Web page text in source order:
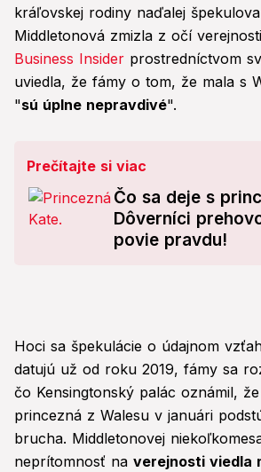
kráľovskej rodiny naďalej
Middletonová zmizla z očí
Business Insider prostredníctvom
uviedla, že fámy o tom, že mala s
"sú úplne nepravdivé".
Prečítajte si viac
Čo sa deje s
Dôverníci
povie pravdu!
Hoci sa špekulácie o údajnom
datujú už od roku 2019, fámy sa
čo Kensingtonský palác oznámil,
princezná z Walesu v januári
brucha. Middletonovej
neprítomnosť na verejnosti viedla